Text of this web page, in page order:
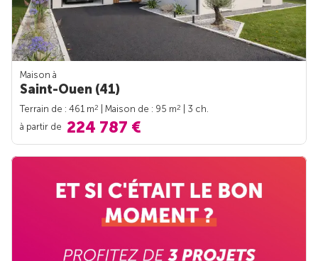
Maison à
Saint-Ouen (41)
Terrain de : 461 m2 | Maison de : 95 m2
| 3 ch.
à partir de 224 787 €